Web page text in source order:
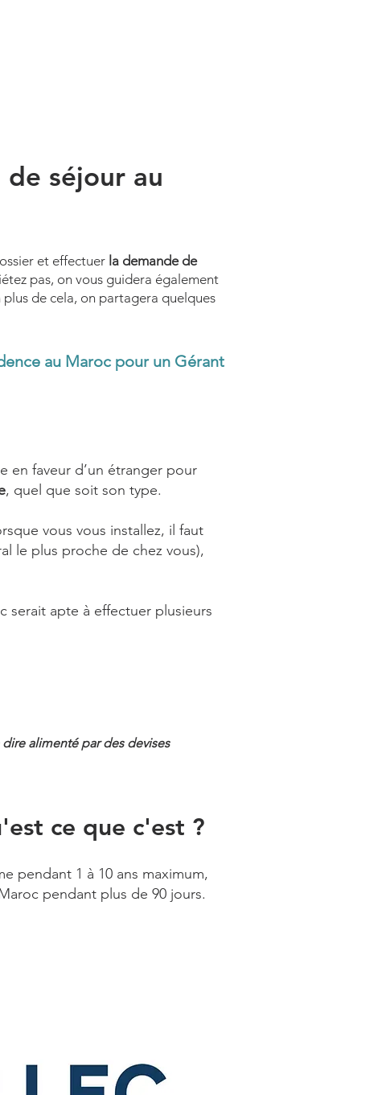
séjour au
et effectuer la demande de
pas, on vous guidera également
plus de cela, on partagera quelques
au Maroc pour un Gérant
en faveur d’un étranger pour
, quel que soit son type.
vous vous installez, il faut
le plus proche de chez vous),
serait apte à effectuer plusieurs
alimenté par des devises
ce que c'est ?
pendant 1 à 10 ans maximum,
pendant plus de 90 jours.